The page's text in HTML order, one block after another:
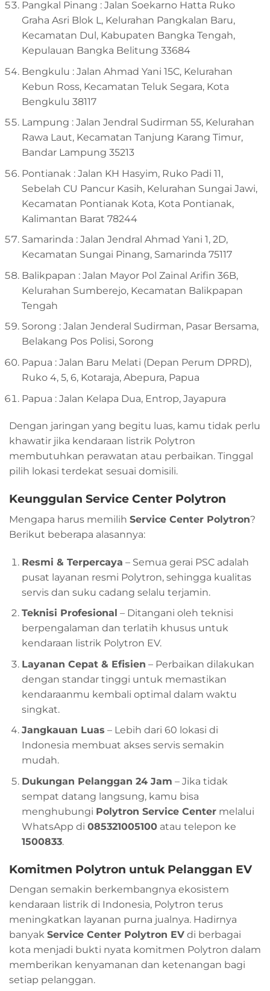
Pangkal Pinang : Jalan Soekarno Hatta Ruko
Graha Asri Blok L, Kelurahan Pangkalan Baru,
Kecamatan Dul, Kabupaten Bangka Tengah,
Kepulauan Bangka Belitung 33684
Bengkulu : Jalan Ahmad Yani 15C, Kelurahan
Kebun Ross, Kecamatan Teluk Segara, Kota
Bengkulu 38117
Lampung : Jalan Jendral Sudirman 55, Kelurahan
Rawa Laut, Kecamatan Tanjung Karang Timur,
Bandar Lampung 35213
Pontianak : Jalan KH Hasyim, Ruko Padi 11,
Sebelah CU Pancur Kasih, Kelurahan Sungai Jawi,
Kecamatan Pontianak Kota, Kota Pontianak,
Kalimantan Barat 78244
Samarinda : Jalan Jendral Ahmad Yani 1, 2D,
Kecamatan Sungai Pinang, Samarinda 75117
Balikpapan : Jalan Mayor Pol Zainal Arifin 36B,
Kelurahan Sumberejo, Kecamatan Balikpapan
Tengah
Sorong : Jalan Jenderal Sudirman, Pasar Bersama,
Belakang Pos Polisi, Sorong
Papua : Jalan Baru Melati (Depan Perum DPRD),
Ruko 4, 5, 6, Kotaraja, Abepura, Papua
Papua : Jalan Kelapa Dua, Entrop, Jayapura
Dengan jaringan yang begitu luas, kamu tidak perlu
khawatir jika kendaraan listrik Polytron
membutuhkan perawatan atau perbaikan. Tinggal
pilih lokasi terdekat sesuai domisili.
Keunggulan Service Center Polytron
Mengapa harus memilih Service Center Polytron?
Berikut beberapa alasannya:
Resmi & Terpercaya – Semua gerai PSC adalah
pusat layanan resmi Polytron, sehingga kualitas
servis dan suku cadang selalu terjamin.
Teknisi Profesional – Ditangani oleh teknisi
berpengalaman dan terlatih khusus untuk
kendaraan listrik Polytron EV.
Layanan Cepat & Efisien – Perbaikan dilakukan
dengan standar tinggi untuk memastikan
kendaraanmu kembali optimal dalam waktu
singkat.
Jangkauan Luas – Lebih dari 60 lokasi di
Indonesia membuat akses servis semakin
mudah.
Dukungan Pelanggan 24 Jam – Jika tidak
sempat datang langsung, kamu bisa
menghubungi Polytron Service Centermelalui
WhatsApp di 085321005100atau telepon ke
1500833.
Komitmen Polytron untuk Pelanggan EV
Dengan semakin berkembangnya ekosistem
kendaraan listrik di Indonesia, Polytron terus
meningkatkan layanan purna jualnya. Hadirnya
banyak Service Center Polytron EV di berbagai
kota menjadi bukti nyata komitmen Polytron dalam
memberikan kenyamanan dan ketenangan bagi
setiap pelanggan.